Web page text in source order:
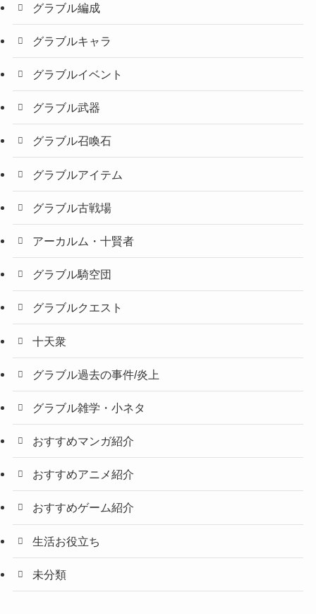
グラブル編成
グラブルキャラ
グラブルイベント
グラブル武器
グラブル召喚石
グラブルアイテム
グラブル古戦場
アーカルム・十賢者
グラブル騎空団
グラブルクエスト
十天衆
グラブル過去の事件/炎上
グラブル雑学・小ネタ
おすすめマンガ紹介
おすすめアニメ紹介
おすすめゲーム紹介
生活お役立ち
未分類